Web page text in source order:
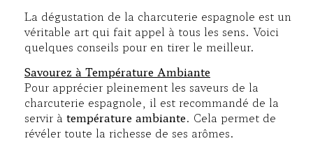
La dégustation de la charcuterie espagnole est un
véritable art qui fait appel à tous les sens. Voici
quelques conseils pour en tirer le meilleur.
Savourez à Température Ambiante
Pour apprécier pleinement les saveurs de la
charcuterie espagnole, il est recommandé de la
servir à température ambiante. Cela permet de
révéler toute la richesse de ses arômes.